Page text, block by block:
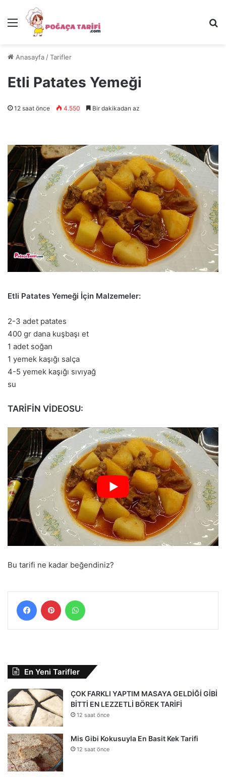
Menü
Anasayfa /Tarifler
Etli Patates Yemeği
12 saat önce 4.550 Bir dakikadan az
Etli Patates Yemeği İçin Malzemeler:
2-3 adet patates
400 gr dana kuşbaşı et
1 adet soğan
1 yemek kaşığı salça
4-5 yemek kaşığı sıvıyağ
su
TARİFİN VİDEOSU:
Bu tarifi ne kadar beğendiniz?
FacebookPinterest
En Yeni Tarifler
ÇOK FARKLI YAPTIM MASAYA GELDİĞİ GİBİ
BİTTİ EN LEZZETLİ BÖREK TARİFİ
12 saat önce
Mis Gibi Kokusuyla En Basit Kek Tarifi
12 saat önce